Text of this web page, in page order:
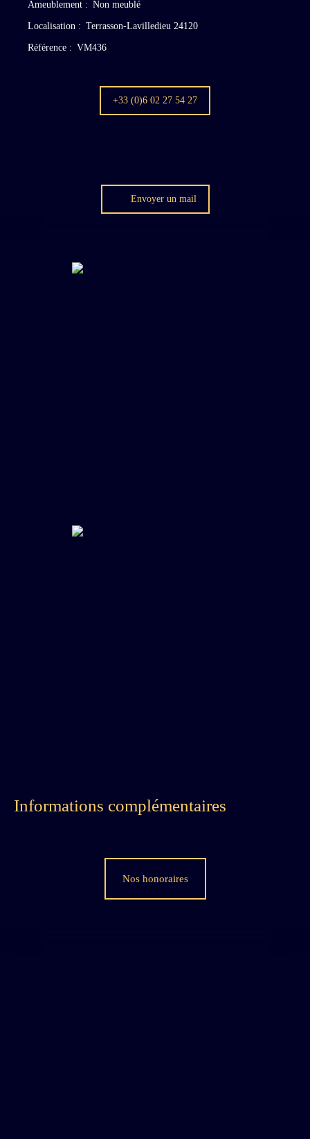
Ameublement : Non meublé
Localisation : Terrasson-Lavilledieu 24120
Référence : VM436
+33 (0)6 02 27 54 27
Envoyer un mail
Informations complémentaires
Nos honoraires